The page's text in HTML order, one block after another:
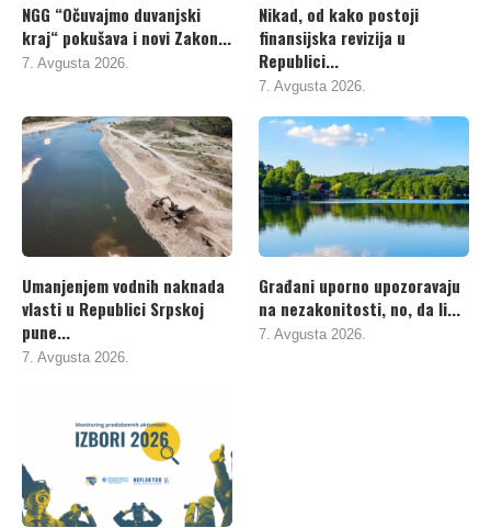
NGG “Očuvajmo duvanjski
kraj“ pokušava i novi Zakon...
7. Avgusta 2026.
Nikad, od kako postoji
finansijska revizija u
Republici...
7. Avgusta 2026.
Umanjenjem vodnih naknada
vlasti u Republici Srpskoj
pune...
7. Avgusta 2026.
Građani uporno upozoravaju
na nezakonitosti, no, da li...
7. Avgusta 2026.